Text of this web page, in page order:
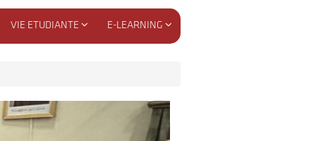
VIE ETUDIANTE E-LEARNING